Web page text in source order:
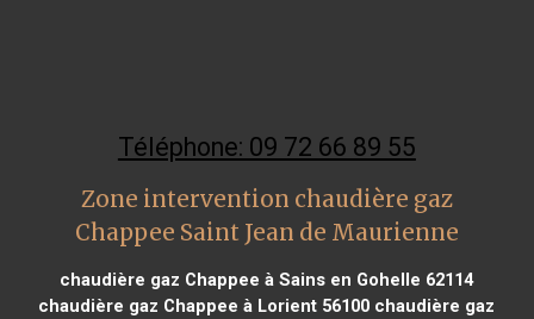
Téléphone: 09 72 66 89 55
Zone intervention chaudière gaz
Chappee Saint Jean de Maurienne
chaudière gaz Chappee à Sains en Gohelle 62114
chaudière gaz Chappee à Lorient 56100 chaudière gaz